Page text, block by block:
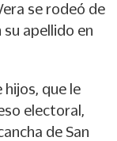
se rodeó de
apellido en
hijos, que le
electoral,
de San